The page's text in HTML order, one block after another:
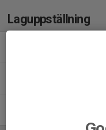
Laguppställning